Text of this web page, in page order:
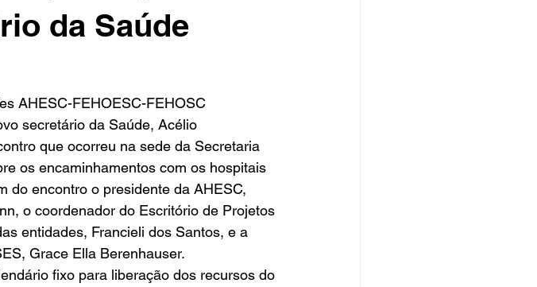
da Saúde
AHESC-FEHOESC-FEHOSC
secretário da Saúde, Acélio
que ocorreu na sede da Secretaria
os encaminhamentos com os hospitais
do encontro o presidente da AHESC,
o coordenador do Escritório de Projetos
entidades, Francieli dos Santos, e a
Grace Ella Berenhauser.
fixo para liberação dos recursos do